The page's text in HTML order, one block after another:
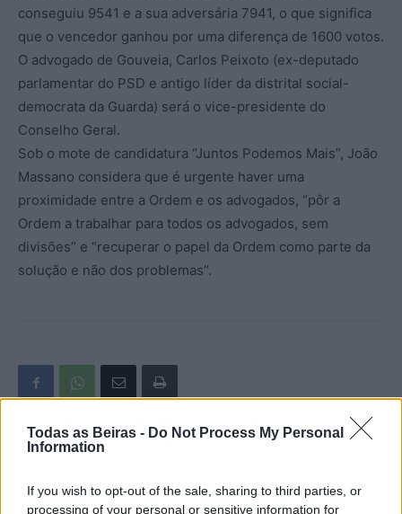
Todas as Beiras - Do Not Process My Personal
Information
If you wish to opt-out of the sale, sharing to third parties, or
processing of your personal or sensitive information for
conseguiu 9541 e a sua adversária 7941, o que significa
que o vencedor ganhou por uma diferença de 1600 votos.
O advogado de Gouveia, Carlos Peixoto (ex-deputado
parlamentar do PSD e antigo líder da distrital social-
democrata da Guarda) será o vice-presidente do
Conselho Geral.
Sob o mote de candidatura “Juntos Podemos Mais”, João
Massano considera que é urgente haver uma
proximidade entre a Ordem e os advogados, “pôr a
Ordem a trabalhar para todos os advogados, sem
divisões” e “recuperar o papel da Ordem como parte da
solução e não dos problemas”.
Parlamento recomenda ao